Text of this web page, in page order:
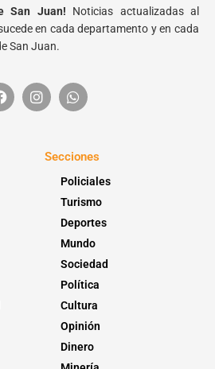
San Juan! Noticias actualizadas al
en cada departamento y en cada
San Juan.
Secciones
Policiales
Turismo
Deportes
Mundo
Sociedad
Política
Cultura
Opinión
Dinero